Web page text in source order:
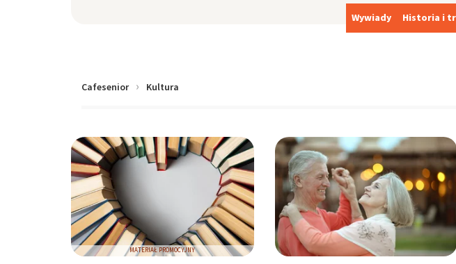
Wywiady Historia i
Cafesenior Kultura
MATERIAŁ PROMOCYJNY